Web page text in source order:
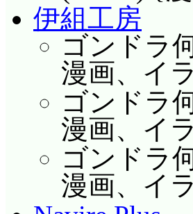
伊組工房
ゴンドラ
漫画、イ
ゴンドラ
漫画、イ
ゴンドラ
漫画、イ